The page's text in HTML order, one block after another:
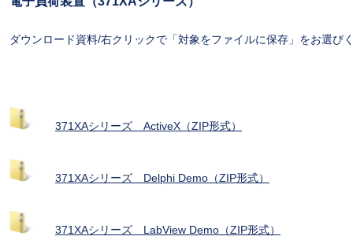
ダウンロード資料/右クリックで「対象をファイルに保存」をお選び
371XAシリーズ ActiveX（ZIP形式）
371XAシリーズ Delphi Demo（ZIP形式）
371XAシリーズ LabView Demo（ZIP形式）